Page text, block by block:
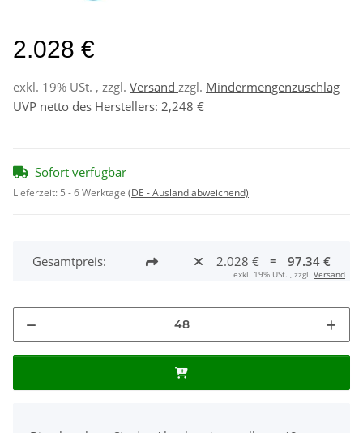
2.028 €
exkl. 19% USt. , zzgl. Versand zzgl. Mindermengenzuschlag
UVP netto des Herstellers: 2,248 €
Sofort verfügbar
Lieferzeit: 5 - 6 Werktage (DE - Ausland abweichend)
Gesamtpreis: 2.028 € = 97.34 €
exkl. 19% USt. , zzgl. Versand